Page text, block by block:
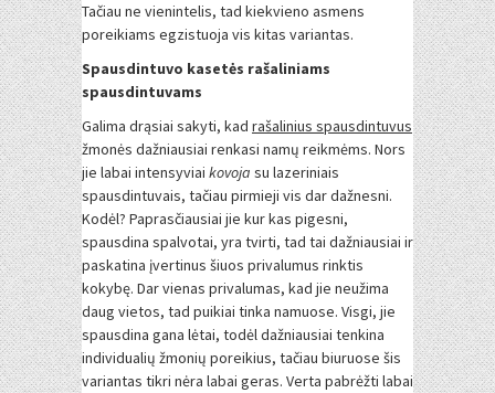
Tačiau ne vienintelis, tad kiekvieno asmens
poreikiams egzistuoja vis kitas variantas.
Spausdintuvo kasetės rašaliniams
spausdintuvams
Galima drąsiai sakyti, kad rašalinius spausdintuvus
žmonės dažniausiai renkasi namų reikmėms. Nors
jie labai intensyviai kovoja su lazeriniais
spausdintuvais, tačiau pirmieji vis dar dažnesni.
Kodėl? Paprasčiausiai jie kur kas pigesni,
spausdina spalvotai, yra tvirti, tad tai dažniausiai ir
paskatina įvertinus šiuos privalumus rinktis
kokybę. Dar vienas privalumas, kad jie neužima
daug vietos, tad puikiai tinka namuose. Visgi, jie
spausdina gana lėtai, todėl dažniausiai tenkina
individualių žmonių poreikius, tačiau biuruose šis
variantas tikri nėra labai geras. Verta pabrėžti labai